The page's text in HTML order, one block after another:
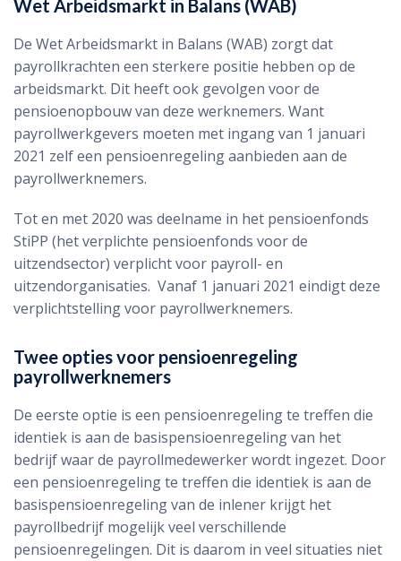
Wet Arbeidsmarkt in Balans (WAB)
De Wet Arbeidsmarkt in Balans (WAB) zorgt dat
payrollkrachten een sterkere positie hebben op de
arbeidsmarkt. Dit heeft ook gevolgen voor de
pensioenopbouw van deze werknemers. Want
payrollwerkgevers moeten met ingang van 1 januari
2021 zelf een pensioenregeling aanbieden aan de
payrollwerknemers.
Tot en met 2020 was deelname in het pensioenfonds
StiPP (het verplichte pensioenfonds voor de
uitzendsector) verplicht voor payroll- en
uitzendorganisaties. Vanaf 1 januari 2021 eindigt deze
verplichtstelling voor payrollwerknemers.
Twee opties voor pensioenregeling
payrollwerknemers
De eerste optie is een pensioenregeling te treffen die
identiek is aan de basispensioenregeling van het
bedrijf waar de payrollmedewerker wordt ingezet. Door
een pensioenregeling te treffen die identiek is aan de
basispensioenregeling van de inlener krijgt het
payrollbedrijf mogelijk veel verschillende
pensioenregelingen. Dit is daarom in veel situaties niet